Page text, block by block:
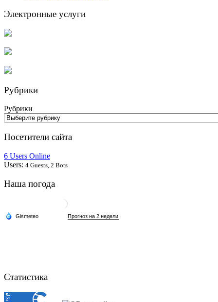
Электронные услуги
Рубрики
Рубрики
Посетители сайта
6 Users Online
Users: 4 Guests, 2 Bots
Наша погода
Статистика